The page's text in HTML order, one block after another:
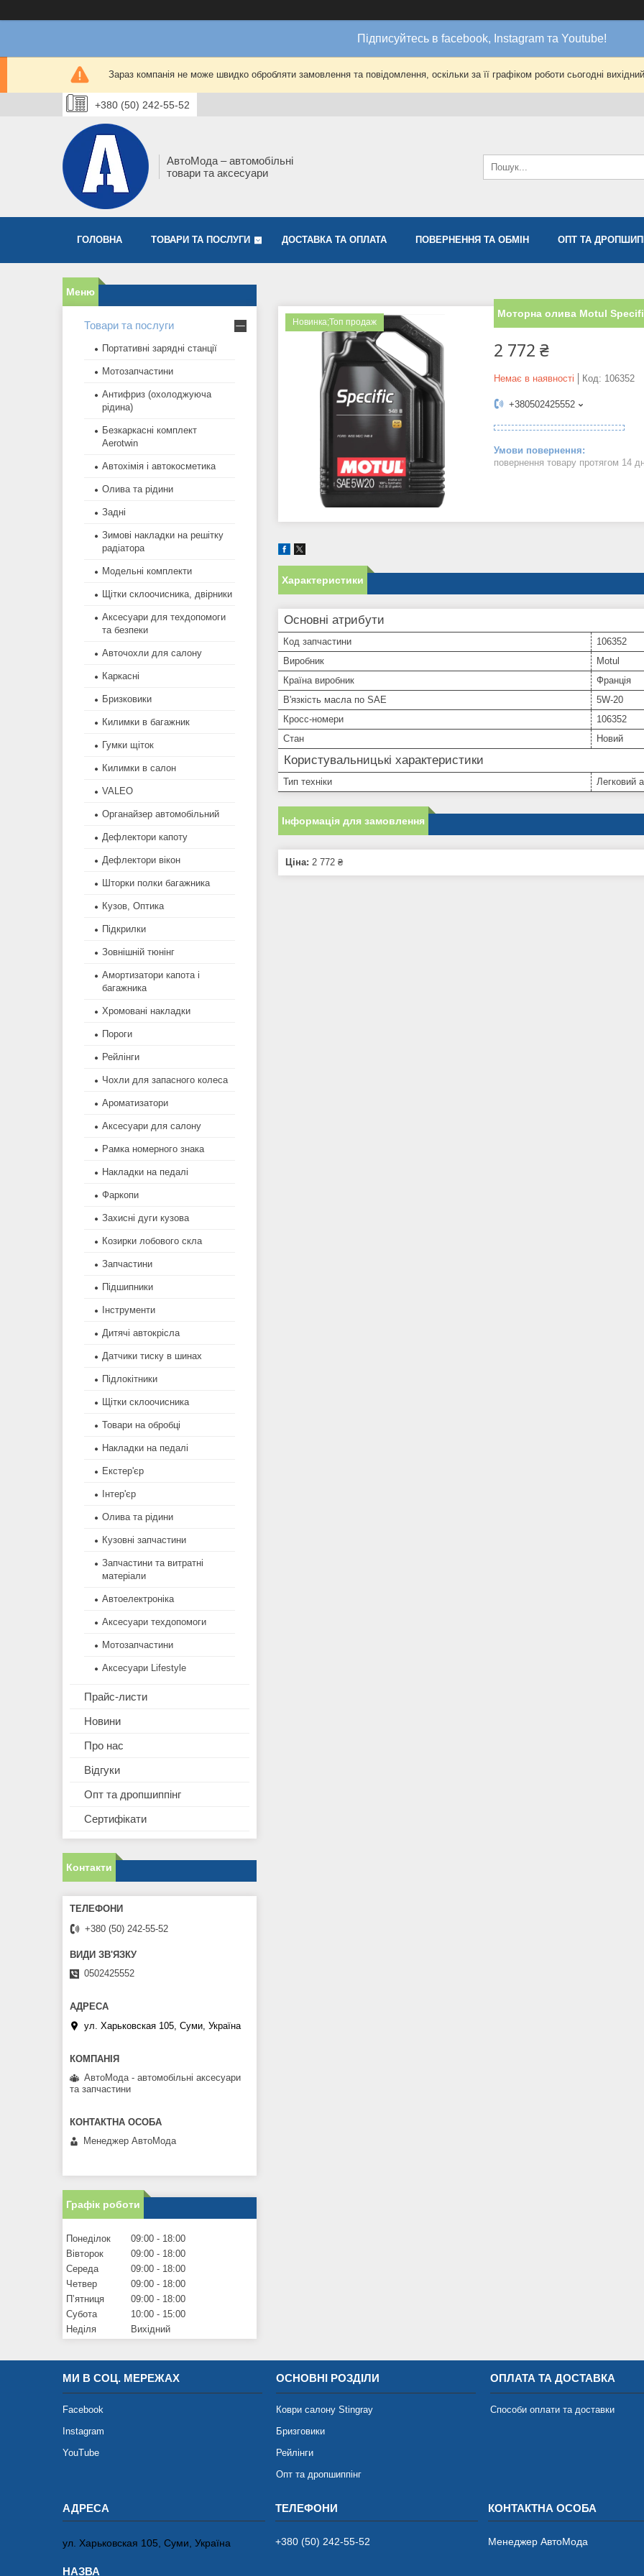
Підписуйтесь в facebook, Instagram та Youtube!
Зараз компанія не може швидко обробляти замовлення та повідомлення, оскільки за її графіком роботи сьогодні
+380 (50) 242-55-52
АвтоМода – автомобільні
товари та аксесуари
ГОЛОВНА ТОВАРИ ТА ПОСЛУГИ ДОСТАВКА ТА ОПЛАТА ПОВЕРНЕННЯ ТА ОБМІН ОПТ ТА
Новинка;Топ продаж
Моторна олива Motul
2 772 ₴
Немає в наявності Код: 106352
+380502425552
повернення товару протягом 14
Характеристики
Основні атрибути
Код запчастини
106352
Виробник
Motul
Країна виробник
Франція
В'язкість масла по SAE
5W-20
Кросс-номери
106352
Стан
Новий
Користувальницькі характеристики
Тип техніки Легковий
Інформація для замовлення
Ціна: 2 772 ₴
Товари та послуги
Портативні зарядні станції
Мотозапчастини
Антифриз (охолоджуюча
рідина)
Безкаркасні комплект
Aerotwin
Автохімія і автокосметика
Олива та рідини
Задні
Зимові накладки на решітку
радіатора
Модельні комплекти
Щітки склоочисника, двірники
Аксесуари для техдопомоги
та безпеки
Авточохли для салону
Каркасні
Бризковики
Килимки в багажник
Гумки щіток
Килимки в салон
VALEO
Органайзер автомобільний
Дефлектори капоту
Дефлектори вікон
Шторки полки багажника
Кузов, Оптика
Підкрилки
Зовнішній тюнінг
Амортизатори капота і
багажника
Хромовані накладки
Пороги
Рейлінги
Чохли для запасного колеса
Ароматизатори
Аксесуари для салону
Рамка номерного знака
Накладки на педалі
Фаркопи
Захисні дуги кузова
Козирки лобового скла
Запчастини
Підшипники
Інструменти
Дитячі автокрісла
Датчики тиску в шинах
Підлокітники
Щітки склоочисника
Товари на обробці
Накладки на педалі
Екстер'єр
Інтер'єр
Олива та рідини
Кузовні запчастини
Запчастини та витратні
матеріали
Автоелектроніка
Аксесуари техдопомоги
Мотозапчастини
Аксесуари Lifestyle
Прайс-листи
Новини
Про нас
Відгуки
Опт та дропшиппінг
Сертифікати
Контакти
+380 (50) 242-55-52
0502425552
ул. Харьковская 105, Суми, Україна
АвтоМода - автомобільні аксесуари
та запчастини
Менеджер АвтоМода
Графік роботи
Понеділок 09:00
18:00
Вівторок
09:00
18:00
Середа
09:00
18:00
Четвер
09:00
18:00
Пʼятниця
09:00
18:00
Субота
10:00
15:00
Неділя
Вихідний
МИ В СОЦ. МЕРЕЖАХ
Facebook
Instagram
YouTube
ОСНОВНІ РОЗДІЛИ
Коври салону Stingray
Бризговики
Рейлінги
Опт та дропшиппінг
ОПЛАТА ТА ДОСТАВКА
Способи оплати та доставки
ул. Харьковская 105, Суми, Україна +380 (50) 242-55-52 Менеджер АвтоМода